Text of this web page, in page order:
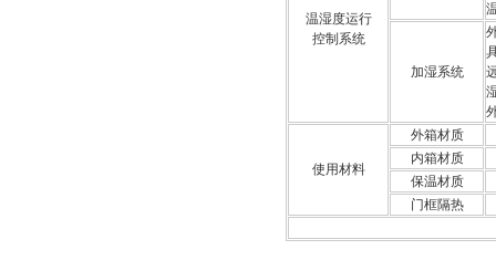
温湿度运行
控制系统
加湿系统
使用材料
外箱材质
内箱材质
保温材质
门框隔热